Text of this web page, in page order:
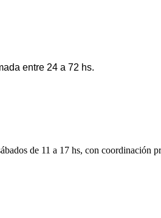
entre 24 a 72 hs.
de 11 a 17 hs, con coordinación